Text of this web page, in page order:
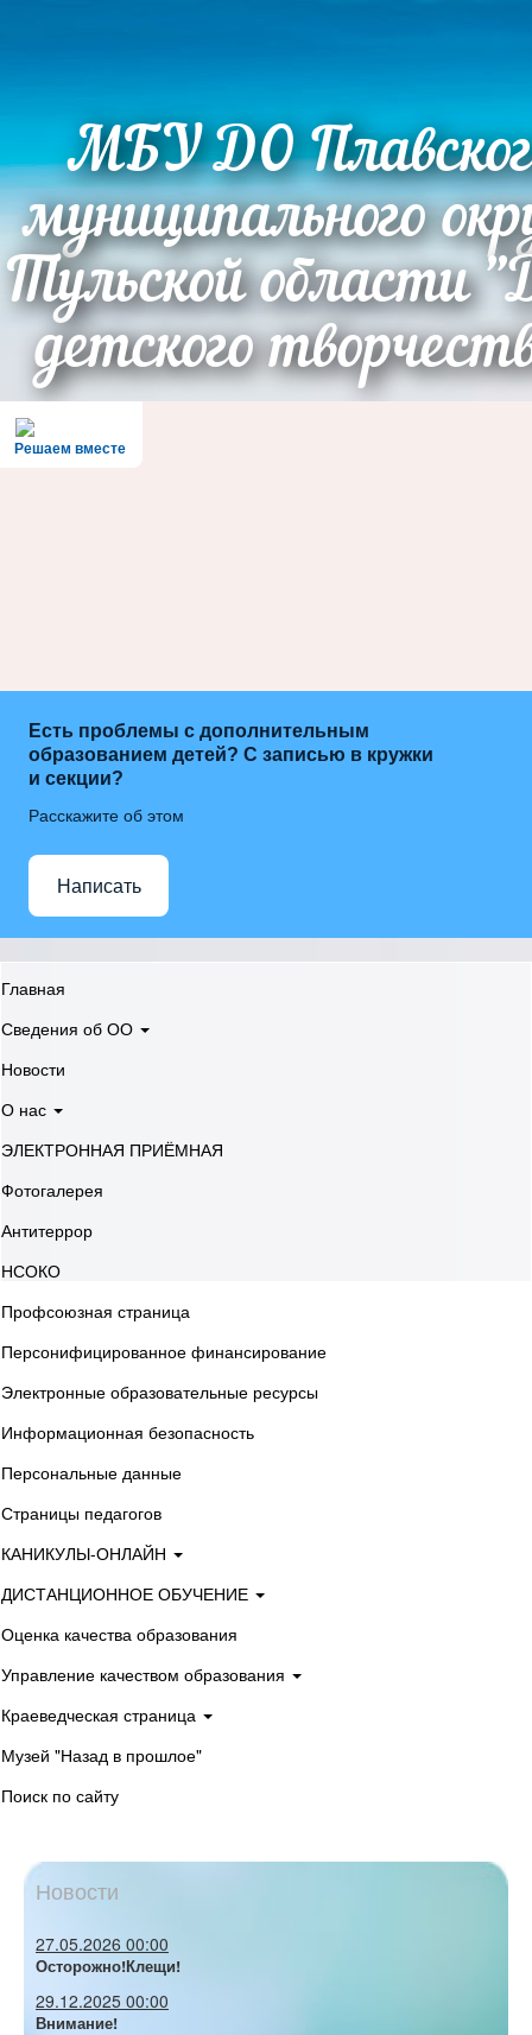
МБУ ДО
муниципального
Тульской области
детского
Решаем вместе
Есть проблемы с дополнительным
образованием детей? С записью в кружки
и секции?
Расскажите об этом
Написать
Главная
Сведения об ОО
Новости
О нас
ЭЛЕКТРОННАЯ ПРИЁМНАЯ
Фотогалерея
Антитеррор
НСОКО
Профсоюзная страница
Персонифицированное финансирование
Электронные образовательные ресурсы
Информационная безопасность
Персональные данные
Страницы педагогов
КАНИКУЛЫ-ОНЛАЙН
ДИСТАНЦИОННОЕ ОБУЧЕНИЕ
Оценка качества образования
Управление качеством образования
Краеведческая страница
Музей "Назад в прошлое"
Поиск по сайту
Новости
27.05.2026 00:00
Осторожно!Клещи!
29.12.2025 00:00
Внимание!